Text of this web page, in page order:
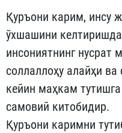
Қуръони карим, инсу
ўхшашини
инсониятнинг нусрат
соллаллоҳу алайҳи
кейин маҳкам
самовий китобидир.
Қуръони каримни